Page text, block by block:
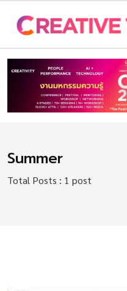
Summer
Total Posts : 1 post